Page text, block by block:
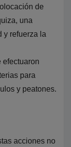
de
una
y refuerza la
efectuaron
para
y peatones.
acciones no